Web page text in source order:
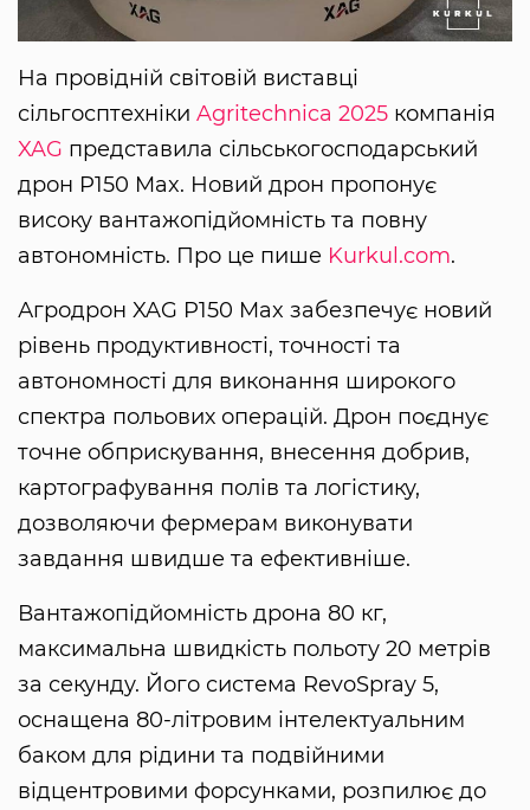
На провідній світовій виставці
сільгосптехніки Agritechnica 2025 компанія
XAG представила сільськогосподарський
дрон P150 Max. Новий дрон пропонує
високу вантажопідйомність та повну
автономність. Про це пише Kurkul.com.
Агродрон XAG P150 Max забезпечує новий
рівень продуктивності, точності та
автономності для виконання широкого
спектра польових операцій. Дрон поєднує
точне обприскування, внесення добрив,
картографування полів та логістику,
дозволяючи фермерам виконувати
завдання швидше та ефективніше.
Вантажопідйомність дрона 80 кг,
максимальна швидкість польоту 20 метрів
за секунду. Його система RevoSpray 5,
оснащена 80-літровим інтелектуальним
баком для рідини та подвійними
відцентровими форсунками, розпилює до